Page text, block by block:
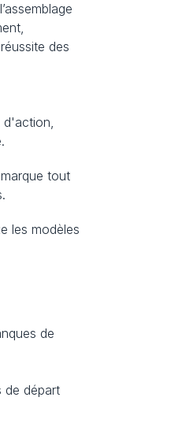
des
d'action,
tout
les modèles
de
de départ